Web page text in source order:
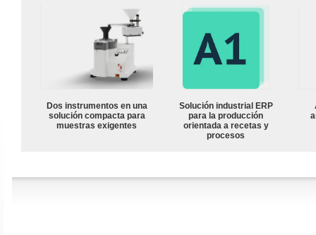
Dos instrumentos en una
solución compacta para
muestras exigentes
Solución industrial ERP
para la producción
orientada a recetas y
procesos